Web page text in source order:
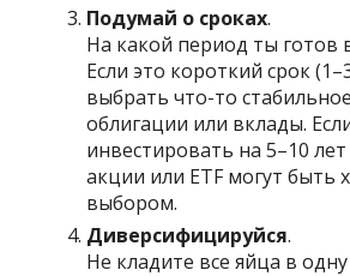
Подумай о сроках.
На какой период ты готов
Если это короткий срок
выбрать что-то
облигации или вклады.
инвестировать на 5–10
акции или ETF могут быть
выбором.
Диверсифицируйся.
Не кладите все яйца в